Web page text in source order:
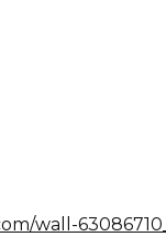
wall-